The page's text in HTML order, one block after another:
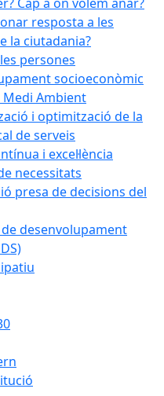
resposta a les
la ciutadania?
persones
socioeconòmic
Medi Ambient
i optimització de la
de serveis
i excel·lència
necessitats
presa de decisions del
desenvolupament